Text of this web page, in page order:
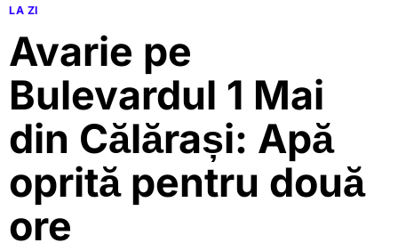
LA ZI
Avarie pe
Bulevardul 1 Mai
din Călărași: Apă
oprită pentru două
ore